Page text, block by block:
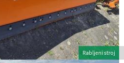
Rabljeni stroj